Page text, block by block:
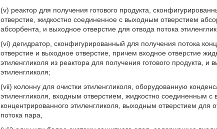
(v) реактор для получения готового продукта,
отверстие, жидкостно соединенное с выходным отверстием
абсорбента, и выходное отверстие для отвода потока
(vi) дегидратор, сконфигурированный для получения потока
отверстие и выходное отверстие, причем входное отверстие
этиленгликоля из реактора для получения готового продукта,
этиленгликоля;
(vii) колонну для очистки этиленгликоля, оборудованную
этиленгликоля, входным отверстием, жидкостно соединенным
концентрированного этиленгликоля, выходным отверстием
потока пара,